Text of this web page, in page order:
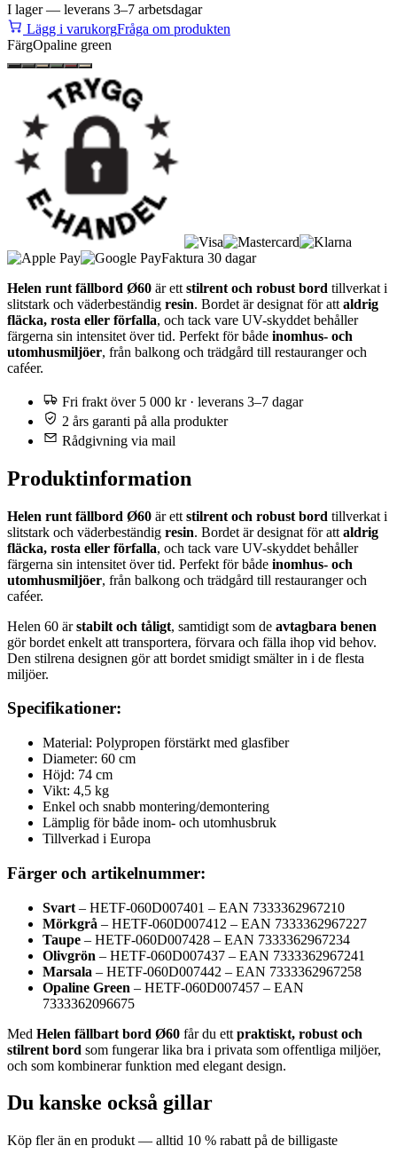
I lager — leverans 3–7 arbetsdagar
Lägg i varukorgFråga om produkten
FärgOpaline green
Faktura 30 dagar
Helen runt fällbord Ø60 är ett stilrent och robust bord tillverkat i
slitstark och väderbeständig resin. Bordet är designat för att aldrig
fläcka, rosta eller förfalla, och tack vare UV-skyddet behåller
färgerna sin intensitet över tid. Perfekt för både inomhus- och
utomhusmiljöer, från balkong och trädgård till restauranger och
caféer.
Fri frakt över 5 000 kr · leverans 3–7 dagar
2 års garanti på alla produkter
Rådgivning via mail
Produktinformation
Helen runt fällbord Ø60 är ett stilrent och robust bord tillverkat i
slitstark och väderbeständig resin. Bordet är designat för att aldrig
fläcka, rosta eller förfalla, och tack vare UV-skyddet behåller
färgerna sin intensitet över tid. Perfekt för både inomhus- och
utomhusmiljöer, från balkong och trädgård till restauranger och
caféer.
Helen 60 ärstabilt och tåligt, samtidigt som de avtagbara benen
gör bordet enkelt att transportera, förvara och fälla ihop vid behov.
Den stilrena designen gör att bordet smidigt smälter in i de flesta
miljöer.
Specifikationer:
Material: Polypropen förstärkt med glasfiber
Diameter: 60 cm
Höjd: 74 cm
Vikt: 4,5 kg
Enkel och snabb montering/demontering
Lämplig för både inom- och utomhusbruk
Tillverkad i Europa
Färger och artikelnummer:
Svart – HETF-060D007401 – EAN 7333362967210
Mörkgrå – HETF-060D007412 – EAN 7333362967227
Taupe – HETF-060D007428 – EAN 7333362967234
Olivgrön – HETF-060D007437 – EAN 7333362967241
Marsala – HETF-060D007442 – EAN 7333362967258
Opaline Green – HETF-060D007457 – EAN
7333362096675
Med Helen fällbart bord Ø60 får du ett praktiskt, robust och
stilrent bord som fungerar lika bra i privata som offentliga miljöer,
och som kombinerar funktion med elegant design.
Du kanske också gillar
Köp fler än en produkt — alltid 10 % rabatt på de billigaste